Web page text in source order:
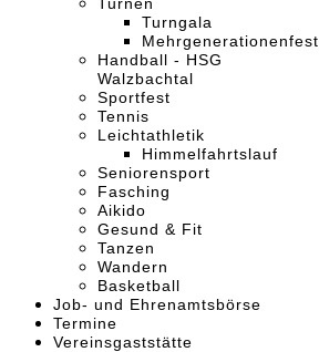
Turngala
Mehrgenerationenfest
Handball - HSG
Walzbachtal
Sportfest
Tennis
Leichtathletik
Himmelfahrtslauf
Seniorensport
Fasching
Aikido
Gesund & Fit
Tanzen
Wandern
Basketball
Job- und Ehrenamtsbörse
Termine
Vereinsgaststätte